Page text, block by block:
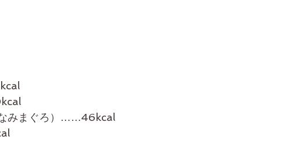
みまぐろ）……46kcal